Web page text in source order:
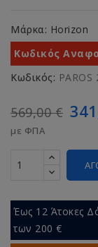
Μάρκα: Horizon
Κωδικός
Κωδικός: PAROS
569,00 €
με ΦΠΑ
Έως 12 Άτοκες
των 200 €